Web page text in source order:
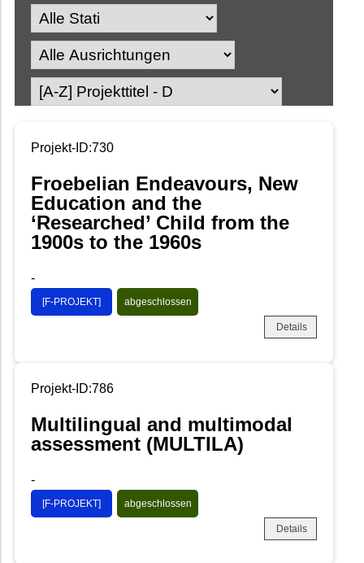
Projekt-ID:730
Froebelian Endeavours, New
Education and the
‘Researched’ Child from the
1900s to the 1960s
-
[F-PROJEKT] abgeschlossen
Details
Projekt-ID:786
Multilingual and multimodal
assessment (MULTILA)
-
[F-PROJEKT] abgeschlossen
Details